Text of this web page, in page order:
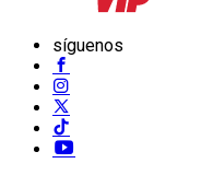
síguenos